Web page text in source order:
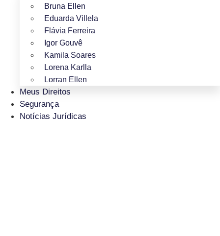
Bruna Ellen
Eduarda Villela
Flávia Ferreira
Igor Gouvê
Kamila Soares
Lorena Karlla
Lorran Ellen
Meus Direitos
Segurança
Notícias Jurídicas